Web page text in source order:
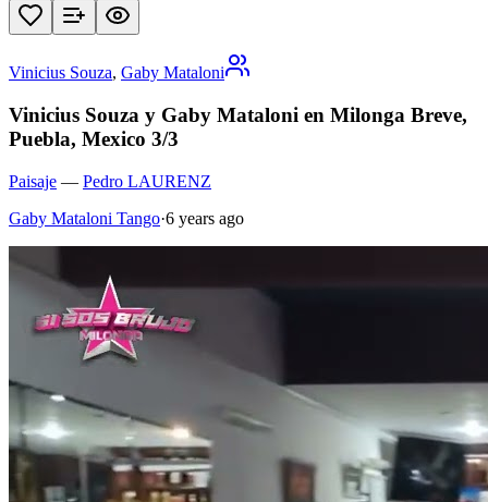
Vinicius Souza, Gaby Mataloni
Vinicius Souza y Gaby Mataloni en Milonga Breve,
Puebla, Mexico 3/3
Paisaje — Pedro LAURENZ
Gaby Mataloni Tango·6 years ago